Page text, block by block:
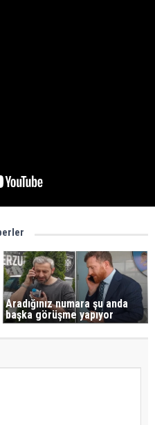
Aradığınız numara şu anda
başka görüşme yapıyor